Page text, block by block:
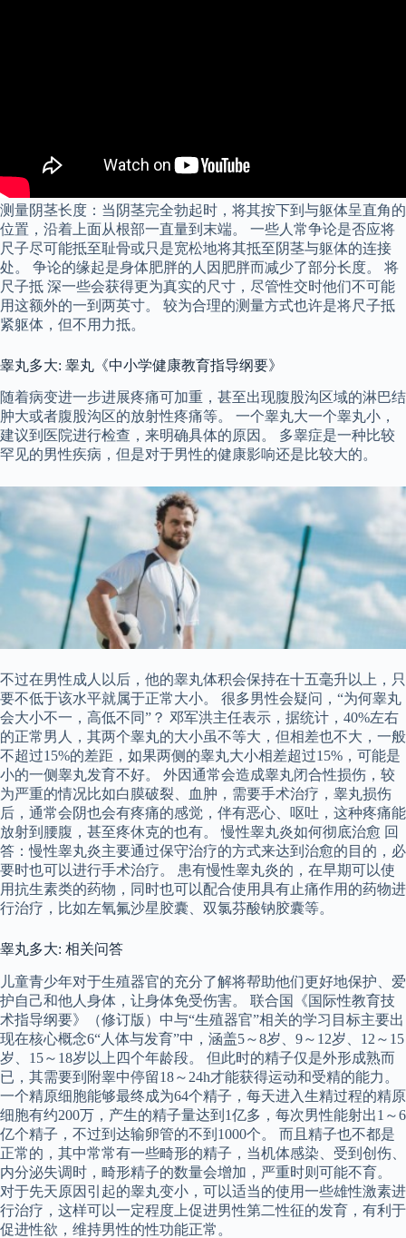
测量阴茎长度：当阴茎完全勃起时，将其按下到与躯体呈直角的
位置，沿着上面从根部一直量到末端。 一些人常争论是否应将
尺子尽可能抵至耻骨或只是宽松地将其抵至阴茎与躯体的连接
处。 争论的缘起是身体肥胖的人因肥胖而减少了部分长度。 将
尺子抵 深一些会获得更为真实的尺寸，尽管性交时他们不可能
用这额外的一到两英寸。 较为合理的测量方式也许是将尺子抵
紧躯体，但不用力抵。
睾丸多大: 睾丸《中小学健康教育指导纲要》
随着病变进一步进展疼痛可加重，甚至出现腹股沟区域的淋巴结
肿大或者腹股沟区的放射性疼痛等。 一个睾丸大一个睾丸小，
建议到医院进行检查，来明确具体的原因。 多睾症是一种比较
罕见的男性疾病，但是对于男性的健康影响还是比较大的。
不过在男性成人以后，他的睾丸体积会保持在十五毫升以上，只
要不低于该水平就属于正常大小。 很多男性会疑问，“为何睾丸
会大小不一，高低不同”？ 邓军洪主任表示，据统计，40%左右
的正常男人，其两个睾丸的大小虽不等大，但相差也不大，一般
不超过15%的差距，如果两侧的睾丸大小相差超过15%，可能是
小的一侧睾丸发育不好。 外因通常会造成睾丸闭合性损伤，较
为严重的情况比如白膜破裂、血肿，需要手术治疗，睾丸损伤
后，通常会阴也会有疼痛的感觉，伴有恶心、呕吐，这种疼痛能
放射到腰腹，甚至疼休克的也有。 慢性睾丸炎如何彻底治愈 回
答：慢性睾丸炎主要通过保守治疗的方式来达到治愈的目的，必
要时也可以进行手术治疗。 患有慢性睾丸炎的，在早期可以使
用抗生素类的药物，同时也可以配合使用具有止痛作用的药物进
行治疗，比如左氧氟沙星胶囊、双氯芬酸钠胶囊等。
睾丸多大: 相关问答
儿童青少年对于生殖器官的充分了解将帮助他们更好地保护、爱
护自己和他人身体，让身体免受伤害。 联合国《国际性教育技
术指导纲要》（修订版）中与“生殖器官”相关的学习目标主要出
现在核心概念6“人体与发育”中，涵盖5～8岁、9～12岁、12～15
岁、15～18岁以上四个年龄段。 但此时的精子仅是外形成熟而
已，其需要到附睾中停留18～24h才能获得运动和受精的能力。
一个精原细胞能够最终成为64个精子，每天进入生精过程的精原
细胞有约200万，产生的精子量达到1亿多，每次男性能射出1～6
亿个精子，不过到达输卵管的不到1000个。 而且精子也不都是
正常的，其中常常有一些畸形的精子，当机体感染、受到创伤、
内分泌失调时，畸形精子的数量会增加，严重时则可能不育。
对于先天原因引起的睾丸变小，可以适当的使用一些雄性激素进
行治疗，这样可以一定程度上促进男性第二性征的发育，有利于
促进性欲，维持男性的性功能正常。